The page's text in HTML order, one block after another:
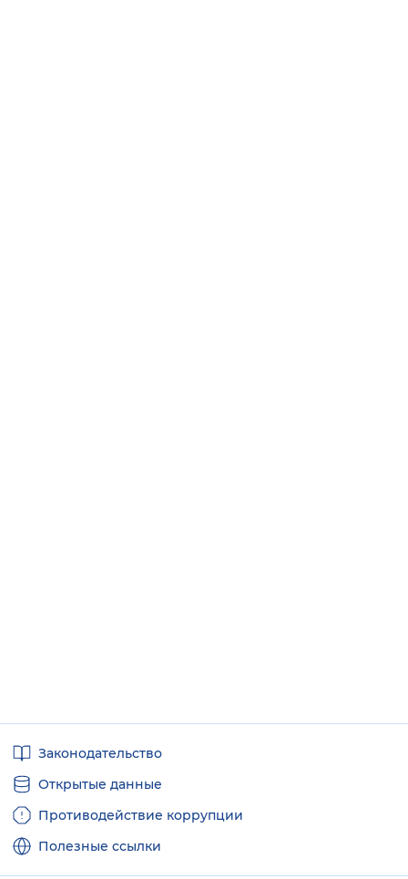
ссылкиЗаконодательство
Открытые данные
Противодействие коррупции
Полезные ссылки